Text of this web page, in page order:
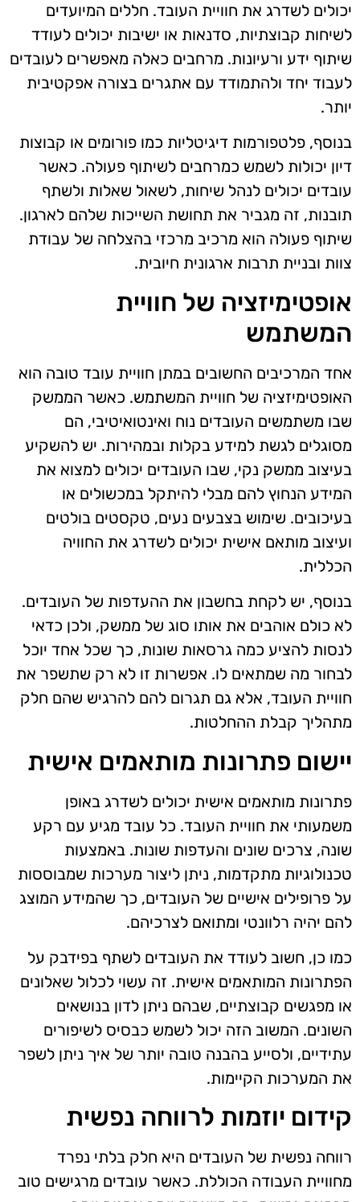
יכולים לשדרג את חוויית העובד. חללים המיועדים
לשיחות קבוצתיות, סדנאות או ישיבות יכולים לעודד
שיתוף ידע ורעיונות. מרחבים כאלה מאפשרים לעובדים
לעבוד יחד ולהתמודד עם אתגרים בצורה אפקטיבית
יותר.
בנוסף, פלטפורמות דיגיטליות כמו פורומים או קבוצות
דיון יכולות לשמש כמרחבים לשיתוף פעולה. כאשר
עובדים יכולים לנהל שיחות, לשאול שאלות ולשתף
תובנות, זה מגביר את תחושת השייכות שלהם לארגון.
שיתוף פעולה הוא מרכיב מרכזי בהצלחה של עבודת
צוות ובניית תרבות ארגונית חיובית.
אופטימיזציה של חוויית
המשתמש
אחד המרכיבים החשובים במתן חוויית עובד טובה הוא
האופטימיזציה של חוויית המשתמש. כאשר הממשק
שבו משתמשים העובדים נוח ואינטואיטיבי, הם
מסוגלים לגשת למידע בקלות ובמהירות. יש להשקיע
בעיצוב ממשק נקי, שבו העובדים יכולים למצוא את
המידע הנחוץ להם מבלי להיתקל במכשולים או
בעיכובים. שימוש בצבעים נעים, טקסטים בולטים
ועיצוב מותאם אישית יכולים לשדרג את החוויה
הכללית.
בנוסף, יש לקחת בחשבון את ההעדפות של העובדים.
לא כולם אוהבים את אותו סוג של ממשק, ולכן כדאי
לנסות להציע כמה גרסאות שונות, כך שכל אחד יוכל
לבחור מה שמתאים לו. אפשרות זו לא רק שתשפר את
חוויית העובד, אלא גם תגרום להם להרגיש שהם חלק
מתהליך קבלת ההחלטות.
יישום פתרונות מותאמים אישית
פתרונות מותאמים אישית יכולים לשדרג באופן
משמעותי את חוויית העובד. כל עובד מגיע עם רקע
שונה, צרכים שונים והעדפות שונות. באמצעות
טכנולוגיות מתקדמות, ניתן ליצור מערכות שמבוססות
על פרופילים אישיים של העובדים, כך שהמידע המוצג
להם יהיה רלוונטי ומתואם לצרכיהם.
כמו כן, חשוב לעודד את העובדים לשתף בפידבק על
הפתרונות המותאמים אישית. זה עשוי לכלול שאלונים
או מפגשים קבוצתיים, שבהם ניתן לדון בנושאים
השונים. המשוב הזה יכול לשמש כבסיס לשיפורים
עתידיים, ולסייע בהבנה טובה יותר של איך ניתן לשפר
את המערכות הקיימות.
קידום יוזמות לרווחה נפשית
רווחה נפשית של העובדים היא חלק בלתי נפרד
מחוויית העבודה הכוללת. כאשר עובדים מרגישים טוב